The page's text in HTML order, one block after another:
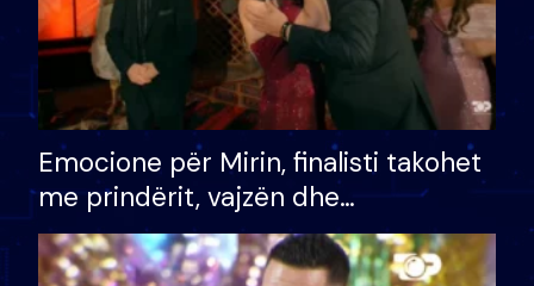
Emocione për Mirin, finalisti takohet
me prindërit, vajzën dhe
bashkëshorten: S’kemi ndonjë letër
divorci apo jo?